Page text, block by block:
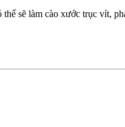
sẽ làm cào xước trục vít,